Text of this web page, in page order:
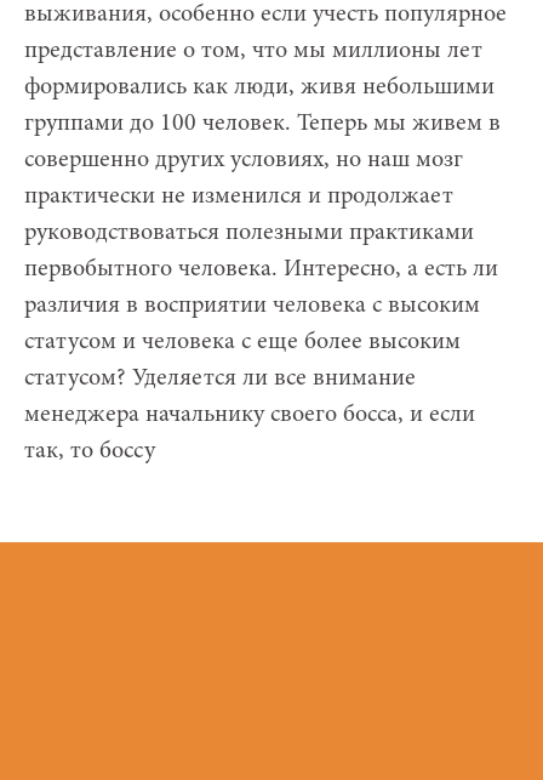
выживания, особенно если учесть популярное
представление о том, что мы миллионы лет
формировались как люди, живя небольшими
группами до 100 человек. Теперь мы живем в
совершенно других условиях, но наш мозг
практически не изменился и продолжает
руководствоваться полезными практиками
первобытного человека. Интересно, а есть ли
различия в восприятии человека с высоким
статусом и человека с еще более высоким
статусом? Уделяется ли все внимание
менеджера начальнику своего босса, и если
так, то боссу